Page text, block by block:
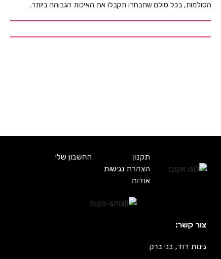
הסולמות, בכל סולם שתבחרו תקבלו את האיכות הגבוהה ביותר.
תקנון
החשבון שלי
הצהרת נגישות
אודות
צור קשר:
גינות דוד, בני ברק